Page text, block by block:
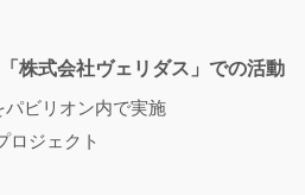
株式会社ヴェリダス」での活動
ビリオン内で実施
ロジェクト